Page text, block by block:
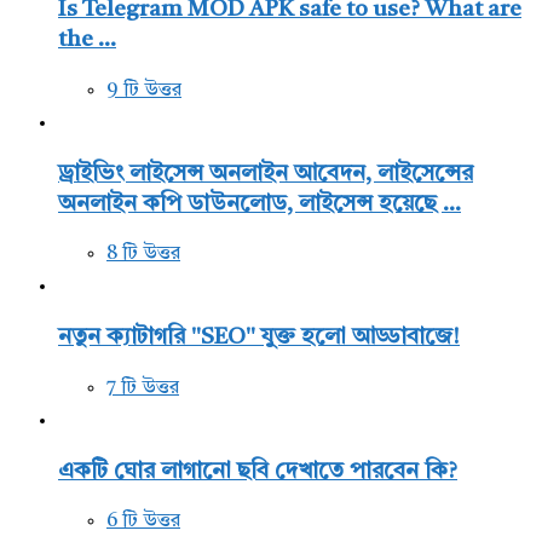
Is Telegram MOD APK safe to use? What are
the ...
9 টি উত্তর
ড্রাইভিং লাইসেন্স অনলাইন আবেদন, লাইসেন্সের
অনলাইন কপি ডাউনলোড, লাইসেন্স হয়েছে ...
8 টি উত্তর
নতুন ক্যাটাগরি "SEO" যুক্ত হলো আড্ডাবাজে!
7 টি উত্তর
একটি ঘোর লাগানো ছবি দেখাতে পারবেন কি?
6 টি উত্তর